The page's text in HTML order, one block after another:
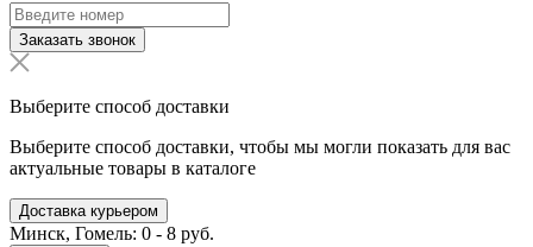
Заказать звонок
Выберите способ доставки
Выберите способ доставки, чтобы мы могли показать для вас
актуальные товары в каталоге
Доставка курьером
Минск, Гомель: 0 - 8 руб.